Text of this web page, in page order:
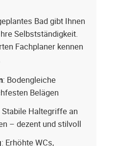
Bad gibt Ihnen
Selbstständigkeit.
Fachplaner kennen
: Bodengleiche
Belägen
Stabile Haltegriffe an
– dezent und stilvoll
: Erhöhte WCs,